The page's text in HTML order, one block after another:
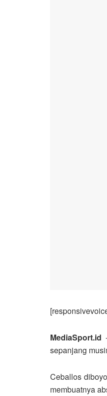
MediaSport.id
sepanjang
Ceballos
membuatnya